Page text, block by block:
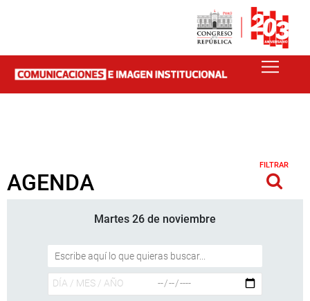
AGENDA
FILTRAR
Martes 26 de noviembre